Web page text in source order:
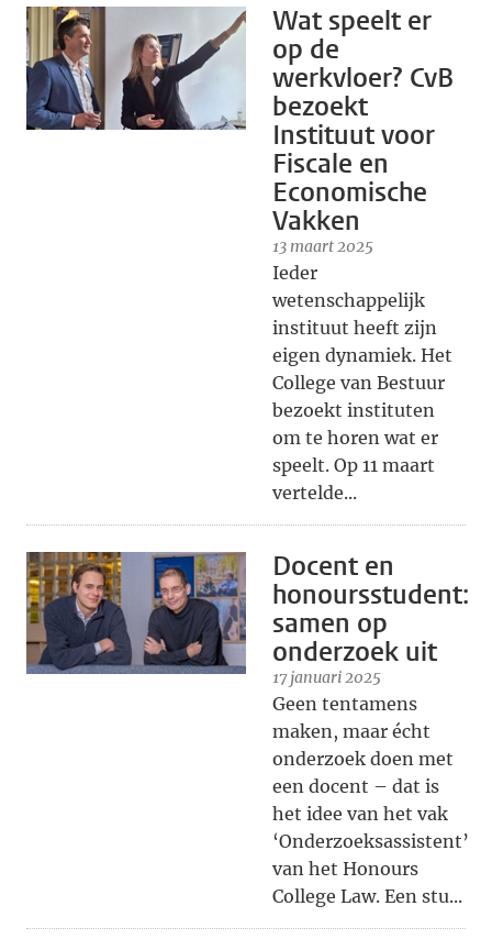
Wat speelt er
op de
werkvloer? CvB
bezoekt
Instituut voor
Fiscale en
Economische
Vakken
13 maart 2025
Ieder
wetenschappelijk
instituut heeft zijn
eigen dynamiek. Het
College van Bestuur
bezoekt instituten
om te horen wat er
speelt. Op 11 maart
vertelde...
Docent en
honoursstudent:
samen op
onderzoek uit
17 januari 2025
Geen tentamens
maken, maar écht
onderzoek doen met
een docent – dat is
het idee van het vak
‘Onderzoeksassistent’
van het Honours
College Law. Een stu...